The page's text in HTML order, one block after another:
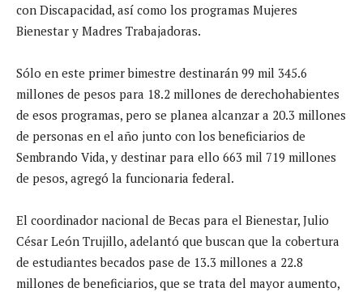
con Discapacidad, así como los programas Mujeres
Bienestar y Madres Trabajadoras.
Sólo en este primer bimestre destinarán 99 mil 345.6
millones de pesos para 18.2 millones de derechohabientes
de esos programas, pero se planea alcanzar a 20.3 millones
de personas en el año junto con los beneficiarios de
Sembrando Vida, y destinar para ello 663 mil 719 millones
de pesos, agregó la funcionaria federal.
El coordinador nacional de Becas para el Bienestar, Julio
César León Trujillo, adelantó que buscan que la cobertura
de estudiantes becados pase de 13.3 millones a 22.8
millones de beneficiarios, que se trata del mayor aumento,